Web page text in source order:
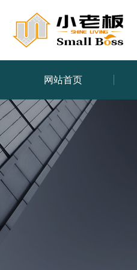
网站首页